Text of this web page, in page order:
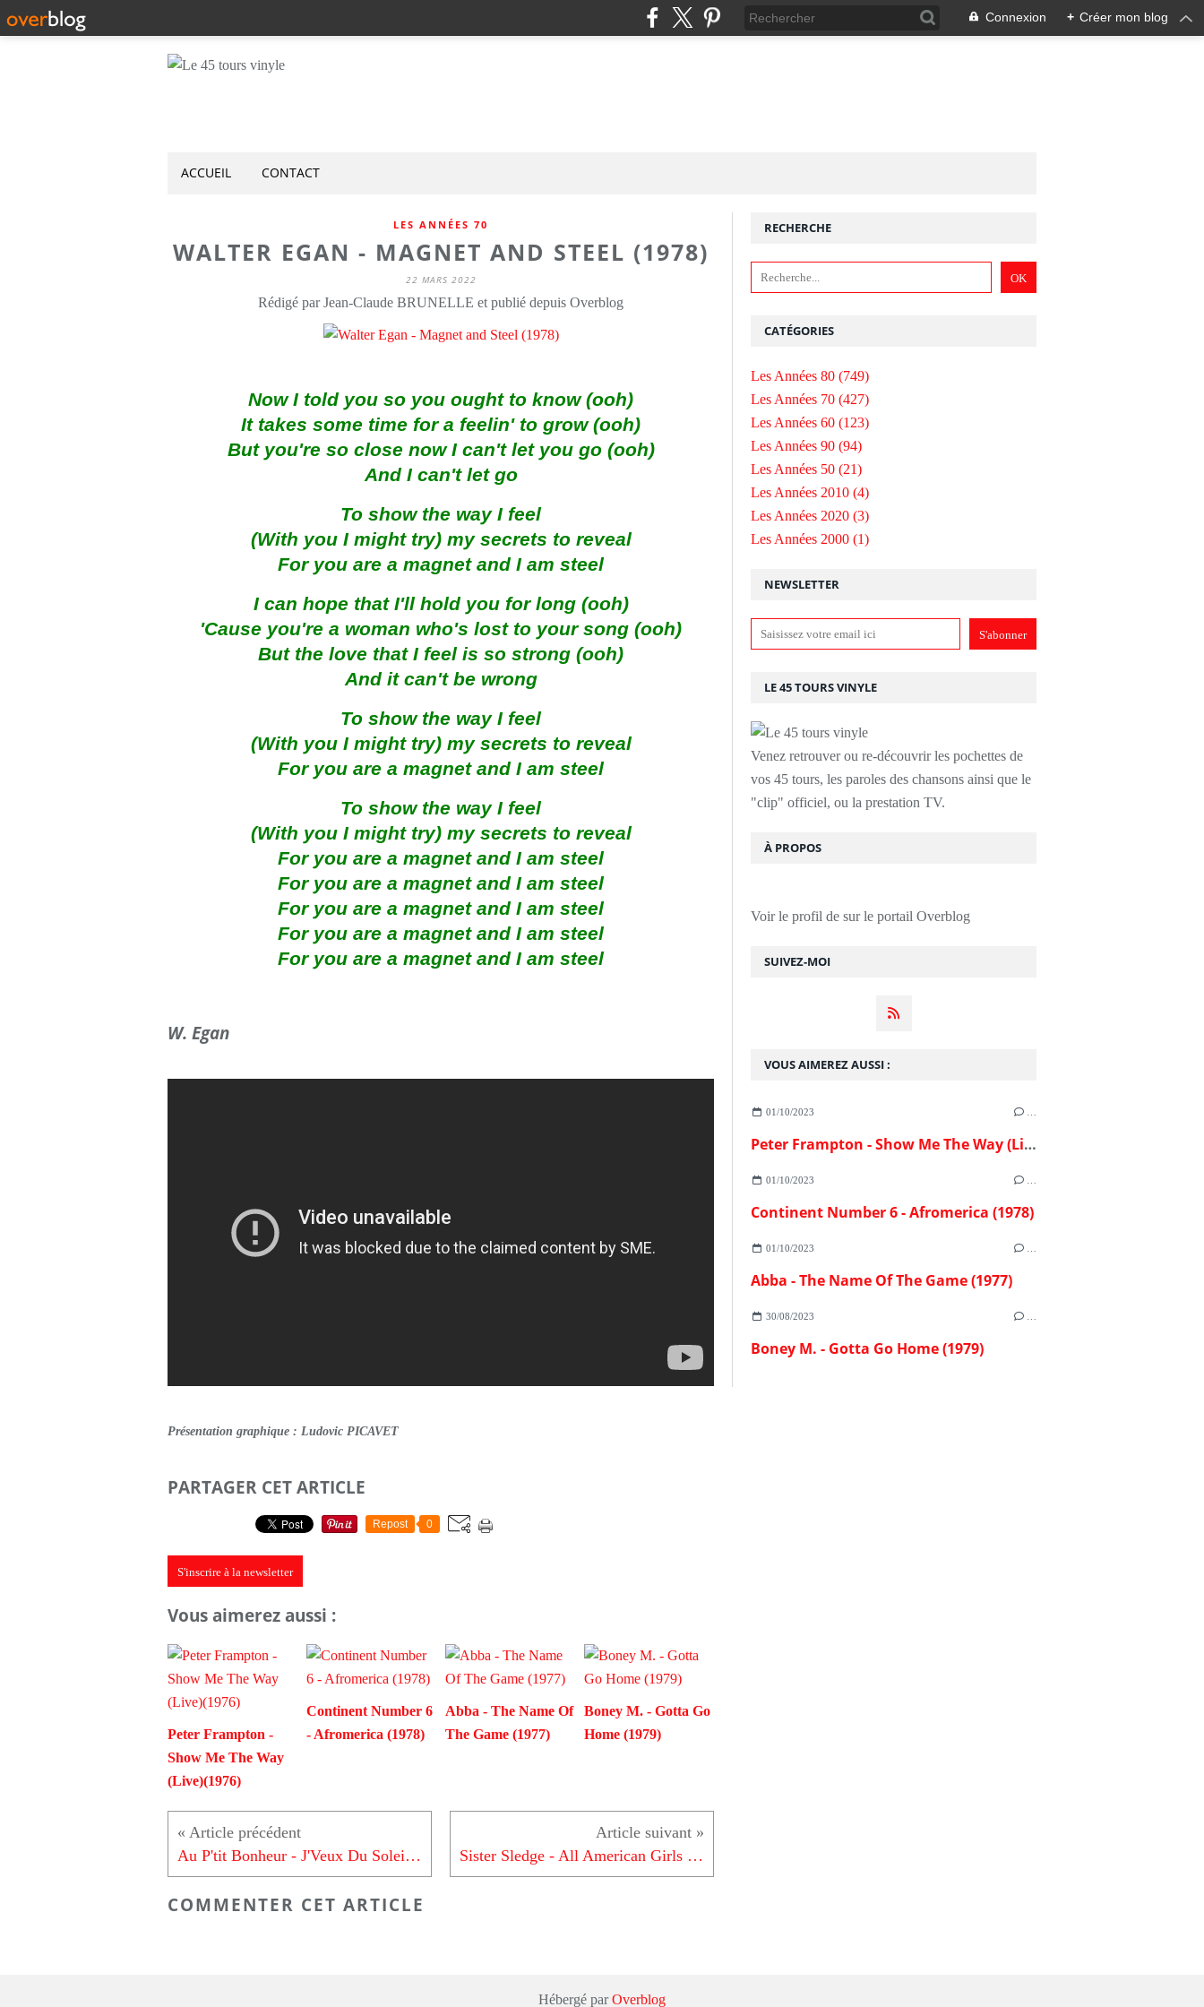
Connexion + Créer mon blog
ACCUEIL CONTACT
LES ANNÉES 70
WALTER EGAN - MAGNET AND STEEL (1978)
22 MARS 2022
Rédigé par Jean-Claude BRUNELLE et publié depuis Overblog
Now I told you so you ought to know (ooh)
It takes some time for a feelin' to grow (ooh)
But you're so close now I can't let you go (ooh)
And I can't let go
To show the way I feel
(With you I might try) my secrets to reveal
For you are a magnet and I am steel
I can hope that I'll hold you for long (ooh)
'Cause you're a woman who's lost to your song (ooh)
But the love that I feel is so strong (ooh)
And it can't be wrong
To show the way I feel
(With you I might try) my secrets to reveal
For you are a magnet and I am steel
To show the way I feel
(With you I might try) my secrets to reveal
For you are a magnet and I am steel
For you are a magnet and I am steel
For you are a magnet and I am steel
For you are a magnet and I am steel
For you are a magnet and I am steel
W. Egan
Présentation graphique : Ludovic PICAVET
PARTAGER CET ARTICLE
Repost 0
S'inscrire à la newsletter
Vous aimerez aussi :
Peter Frampton -
Show Me The Way
(Live)(1976)
Continent Number 6
- Afromerica (1978)
Abba - The Name Of
The Game (1977)
Boney M. - Gotta Go
Home (1979)
Au P'tit Bonheur - J'Veux Du Soleil (1991) Sister Sledge - All American Girls (1981)
COMMENTER CET ARTICLE
NEWSLETTER
SUIVEZ-MOI
RECHERCHE
LE 45 TOURS VINYLE
Venez retrouver ou re-découvrir les pochettes de
vos 45 tours, les paroles des chansons ainsi que le
"clip" officiel, ou la prestation TV.
À PROPOS
Voir le profil de sur le portail Overblog
VOUS AIMEREZ AUSSI :
01/10/2023
Peter Frampton - Show Me The Way (Live)(1976)
01/10/2023
Continent Number 6 - Afromerica (1978)
01/10/2023
Abba - The Name Of The Game (1977)
30/08/2023
Boney M. - Gotta Go Home (1979)
CATÉGORIES
Les Années 80 (749)
Les Années 70 (427)
Les Années 60 (123)
Les Années 90 (94)
Les Années 50 (21)
Les Années 2010 (4)
Les Années 2020 (3)
Les Années 2000 (1)
Hébergé parOverblog